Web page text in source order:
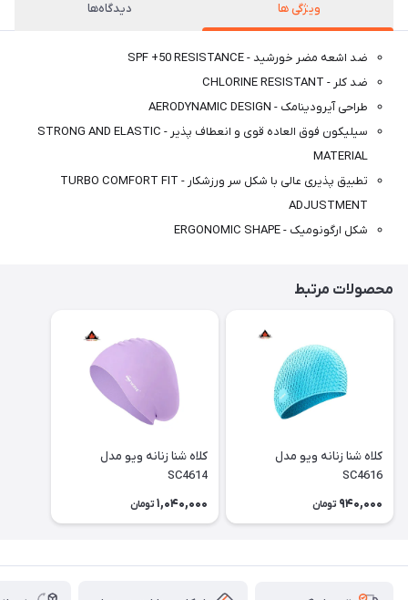
ویژگی ها دیدگاه‌ها
ضد اشعه مضر خورشید - SPF +50 RESISTANCE
ضد کلر - CHLORINE RESISTANT
طراحی آیرودینامک - AERODYNAMIC DESIGN
سیلیکون فوق العاده قوی و انعطاف پذیر - STRONG AND ELASTIC
MATERIAL
تطبیق پذیری عالی با شکل سر ورزشکار - TURBO COMFORT FIT
ADJUSTMENT
شکل ارگونومیک - ERGONOMIC SHAPE
محصولات مرتبط
کلاه شنا زنانه ویو مدل
SC4616
940,000 تومان
کلاه شنا زنانه ویو مدل
SC4614
1,040,000 تومان